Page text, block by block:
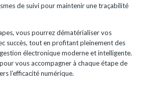
de suivi pour maintenir une traçabilité
vous pourrez dématérialiser vos
succès, tout en profitant pleinement des
électronique moderne et intelligente.
vous accompagner à chaque étape de
l’efficacité numérique.